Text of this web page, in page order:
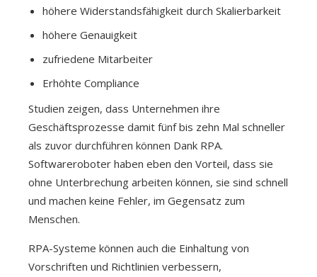
höhere Widerstandsfähigkeit durch Skalierbarkeit
höhere Genauigkeit
zufriedene Mitarbeiter
Erhöhte Compliance
Studien zeigen, dass Unternehmen ihre
Geschäftsprozesse damit fünf bis zehn Mal schneller
als zuvor durchführen können Dank RPA.
Softwareroboter haben eben den Vorteil, dass sie
ohne Unterbrechung arbeiten können, sie sind schnell
und machen keine Fehler, im Gegensatz zum
Menschen.
RPA-Systeme können auch die Einhaltung von
Vorschriften und Richtlinien verbessern,